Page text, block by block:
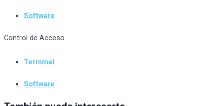
Software
Control de Acceso
Terminal
Software